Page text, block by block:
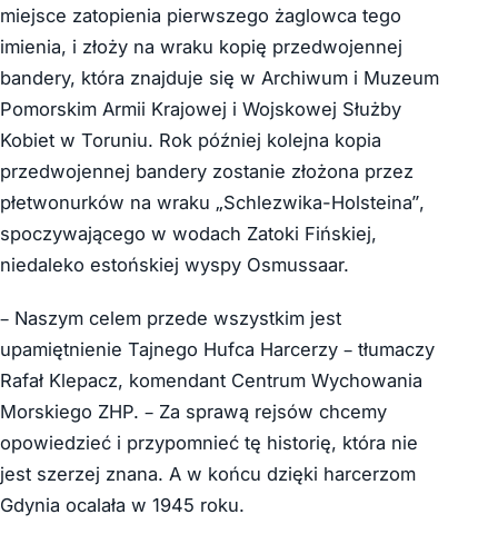
miejsce zatopienia pierwszego żaglowca tego
imienia, i złoży na wraku kopię przedwojennej
bandery, która znajduje się w Archiwum i Muzeum
Pomorskim Armii Krajowej i Wojskowej Służby
Kobiet w Toruniu. Rok później kolejna kopia
przedwojennej bandery zostanie złożona przez
płetwonurków na wraku „Schlezwika-Holsteina”,
spoczywającego w wodach Zatoki Fińskiej,
niedaleko estońskiej wyspy Osmussaar.
– Naszym celem przede wszystkim jest
upamiętnienie Tajnego Hufca Harcerzy – tłumaczy
Rafał Klepacz, komendant Centrum Wychowania
Morskiego ZHP. – Za sprawą rejsów chcemy
opowiedzieć i przypomnieć tę historię, która nie
jest szerzej znana. A w końcu dzięki harcerzom
Gdynia ocalała w 1945 roku.